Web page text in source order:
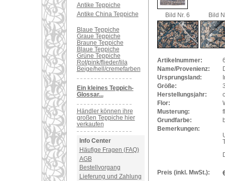
Antike Teppiche
Antike China Teppiche
Blaue Teppiche
Graue Teppiche
Braune Teppiche
Blaue Teppiche
Grüne Teppiche
Rot/pink/flieder/lila
Beige/hell/cremefarben
Ein kleines Teppich-
Glossar...
Händler können ihre
großen Teppiche hier
verkaufen
Info Center
Häufige Fragen (FAQ)
AGB
Bestellvorgang
Lieferung und Zahlung
Bild Nr. 6 Bild
Artikelnummer:
Name/Provenienz:
Ursprungsland:
Größe:
Herstellungsjahr:
Flor:
Musterung:
Grundfarbe:
Bemerkungen:
Preis (inkl. MwSt.):